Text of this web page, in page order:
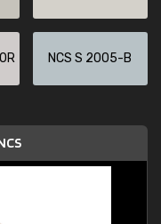
NCS S 2005-B